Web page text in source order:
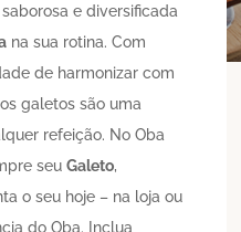
e diversificada
na sua rotina. Com
de harmonizar com
galetos são uma
refeição. No Oba
seuGaleto,
o seu hoje – na loja ou
do Oba. Inclua